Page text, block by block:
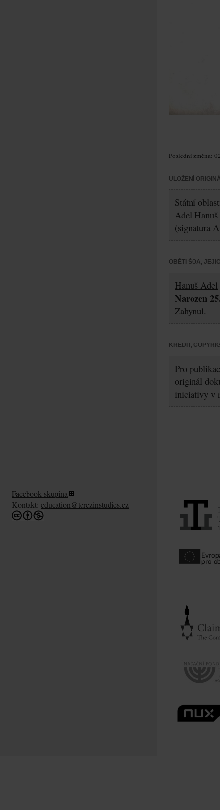
Poslední změna:
ULOŽENÍ
Státní
Adel Hanuš
(signatura
OBĚTI ŠOA,
Hanuš Adel
Narozen
Zahynul.
KREDIT,
Pro
originál
iniciativy v
Facebook skupina
Kontakt: education@terezinstudies.cz